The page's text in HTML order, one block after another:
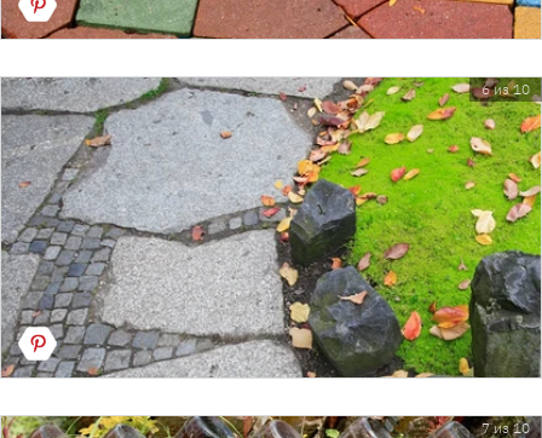
6 из 10
7 из 10